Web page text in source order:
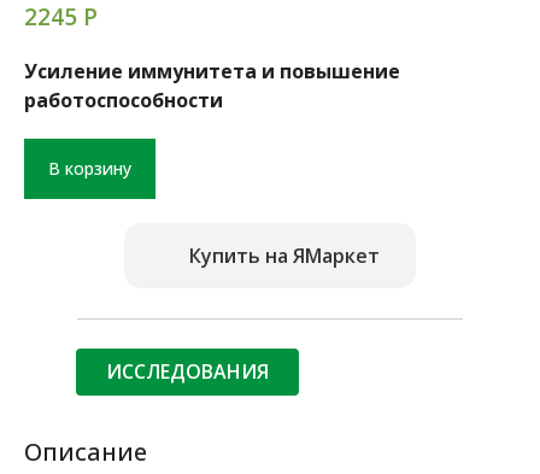
2245 Р
Усиление иммунитета и повышение
работоспособности
В корзину
Купить на ЯМаркет
ИССЛЕДОВАНИЯ
Описание